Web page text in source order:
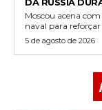
Moscou acena
naval para reforçar
5 de agosto de 2026